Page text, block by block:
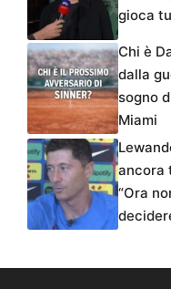
gioca
Chi è
dalla
sogno
Miami
ancora
“Ora